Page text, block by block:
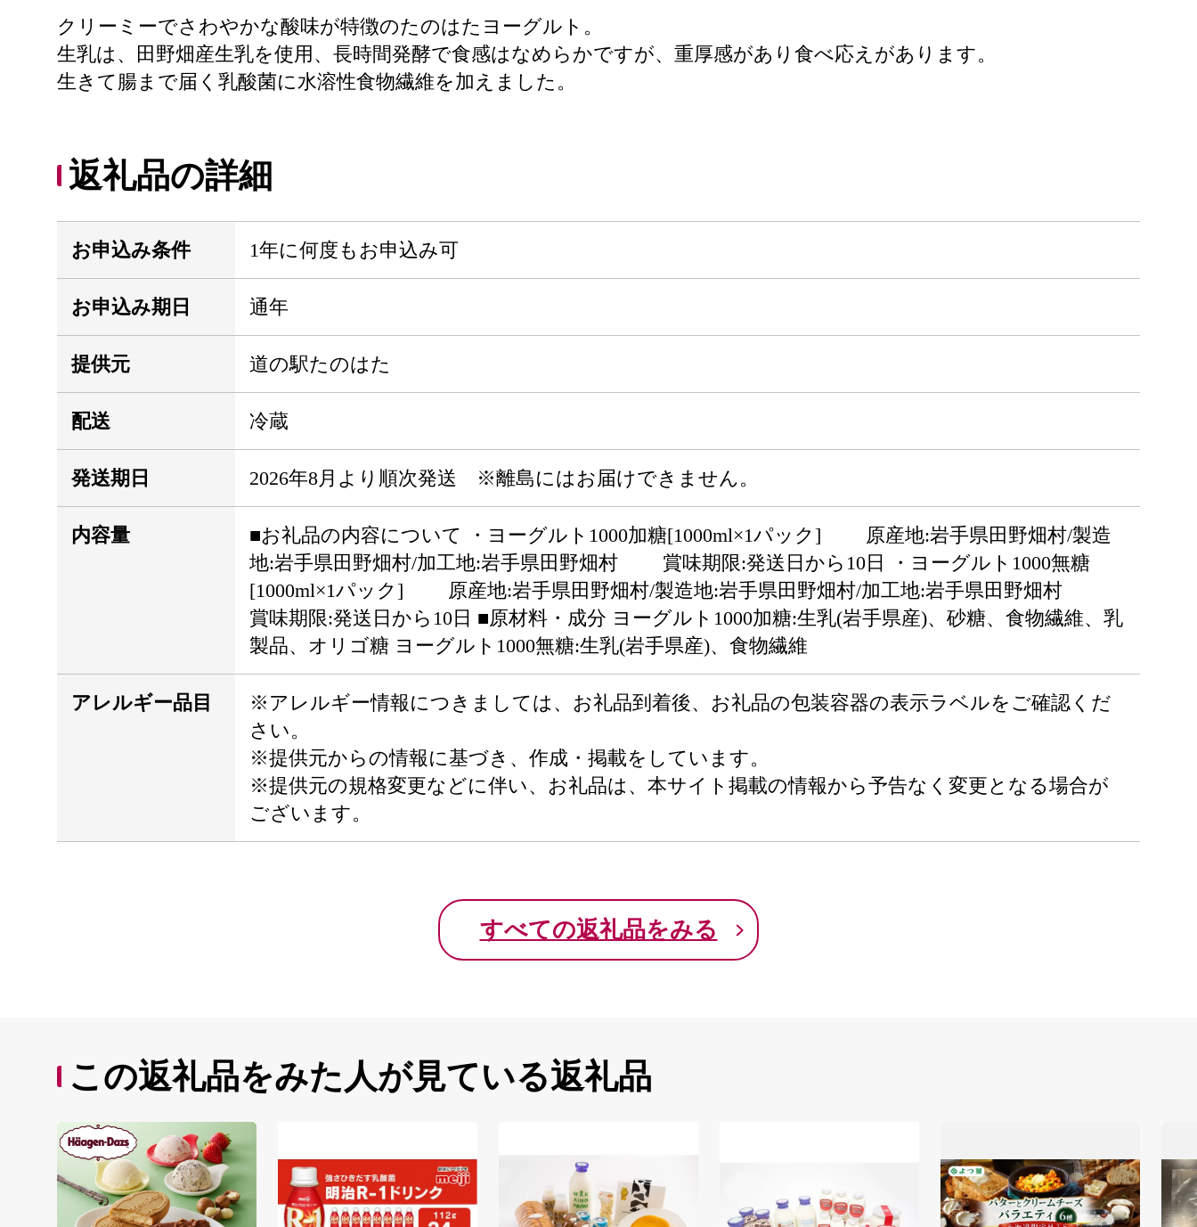
クリーミーでさわやかな酸味が特徴のたのはたヨーグルト。
生乳は、田野畑産生乳を使用、長時間発酵で食感はなめらかですが、重厚感があり食べ応えがあります。
生きて腸まで届く乳酸菌に水溶性食物繊維を加えました。
返礼品の詳細
お申込み条件 1年に何度もお申込み可
お申込み期日 通年
提供元 道の駅たのはた
配送 冷蔵
発送期日 2026年8月より順次発送 ※離島にはお届けできません。
内容量
■お礼品の内容について ・ヨーグルト1000加糖[1000ml×1パック] 原産地:岩手県田野畑村/製造
地:岩手県田野畑村/加工地:岩手県田野畑村 賞味期限:発送日から10日 ・ヨーグルト1000無糖
[1000ml×1パック] 原産地:岩手県田野畑村/製造地:岩手県田野畑村/加工地:岩手県田野畑村
賞味期限:発送日から10日 ■原材料・成分 ヨーグルト1000加糖:生乳(岩手県産)、砂糖、食物繊維、乳
製品、オリゴ糖 ヨーグルト1000無糖:生乳(岩手県産)、食物繊維
アレルギー品目
※アレルギー情報につきましては、お礼品到着後、お礼品の包装容器の表示ラベルをご確認くだ
さい。
※提供元からの情報に基づき、作成・掲載をしています。
※提供元の規格変更などに伴い、お礼品は、本サイト掲載の情報から予告なく変更となる場合が
ございます。
すべての返礼品をみる
この返礼品をみた人が見ている返礼品